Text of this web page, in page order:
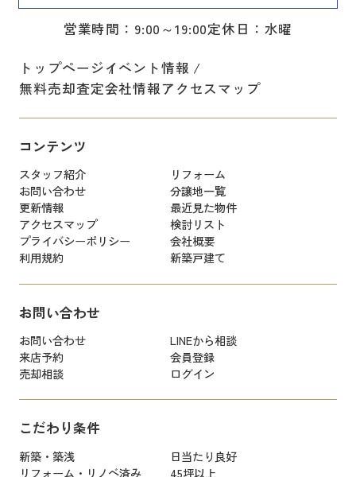
営業時間：9:00～19:00定休日：水曜
トップページイベント情報
無料売却査定会社情報アクセスマップ
コンテンツ
スタッフ紹介
リフォーム
お問い合わせ
分譲地一覧
更新情報
最近見た物件
アクセスマップ
検討リスト
プライバシーポリシー
会社概要
利用規約
新築戸建て
お問い合わせ
お問い合わせ
LINEから相談
来店予約
会員登録
売却相談
ログイン
こだわり条件
新築・築浅
日当たり良好
リフォーム・リノベ済み
45坪以上